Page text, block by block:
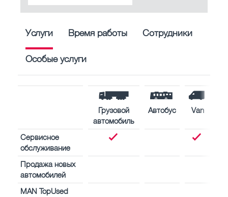
Услуги Время работы Сотрудники
Особые услуги
Грузовой
автомобиль
Автобус Van
Сервисное
обслуживание
Продажа новых
автомобилей
MAN TopUsed